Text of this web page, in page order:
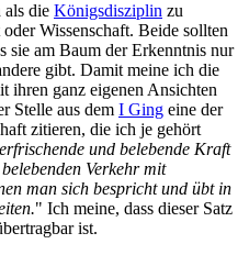
als die Königsdisziplin zu
Wissenschaft. Beide sollten
sie am Baum der Erkenntnis nur
gibt. Damit meine ich die
ihren ganz eigenen Ansichten
Stelle aus dem I Ging eine der
zitieren, die ich je gehört
und belebende Kraft
Verkehr mit
man sich bespricht und übt in
" Ich meine, dass dieser Satz
ist.